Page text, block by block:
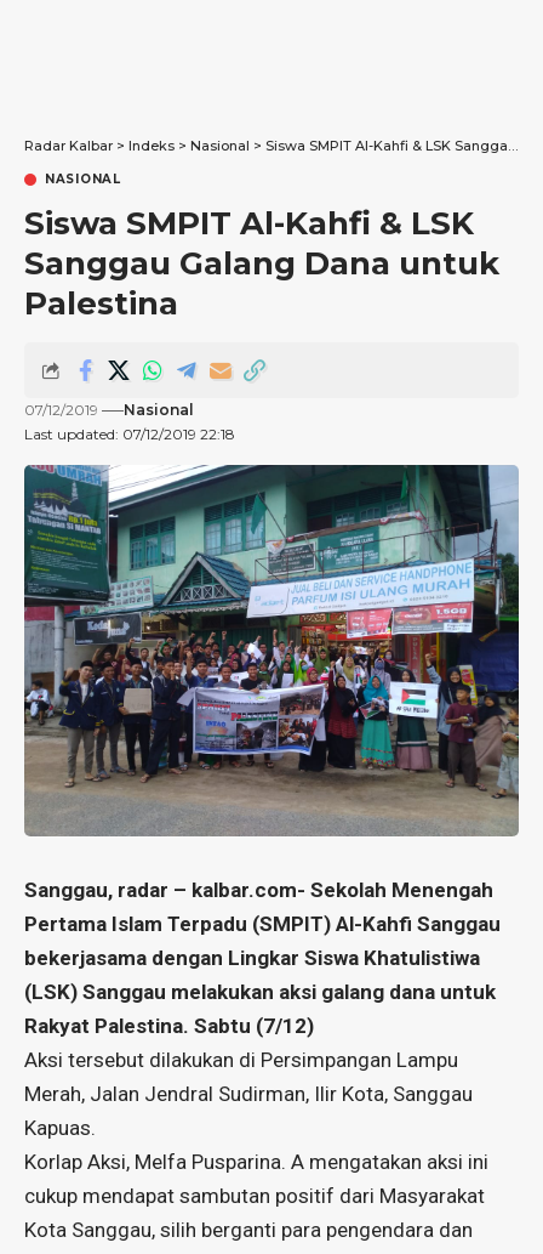
Radar Kalbar > Indeks > Nasional > Siswa SMPIT Al-Kahfi & LSK Sanggau Galang Dana untuk Palestina
NASIONAL
Siswa SMPIT Al-Kahfi & LSK
Sanggau Galang Dana untuk
Palestina
Last updated: 07/12/2019 22:18
07/12/2019 Nasional
Sanggau, radar – kalbar.com- Sekolah Menengah
Pertama Islam Terpadu (SMPIT) Al-Kahfi Sanggau
bekerjasama dengan Lingkar Siswa Khatulistiwa
(LSK) Sanggau melakukan aksi galang dana untuk
Rakyat Palestina. Sabtu (7/12)
Aksi tersebut dilakukan di Persimpangan Lampu
Merah, Jalan Jendral Sudirman, Ilir Kota, Sanggau
Kapuas.
Korlap Aksi, Melfa Pusparina. A mengatakan aksi ini
cukup mendapat sambutan positif dari Masyarakat
Kota Sanggau, silih berganti para pengendara dan